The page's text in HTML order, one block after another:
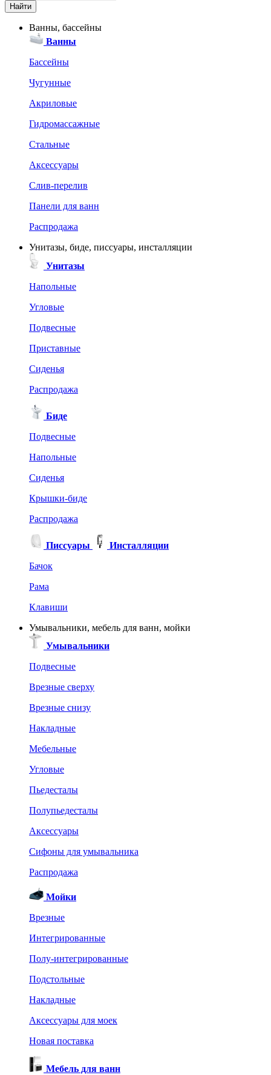
Ванны, бассейны
Ванны
Бассейны
Чугунные
Акриловые
Гидромассажные
Стальные
Аксессуары
Слив-перелив
Панели для ванн
Распродажа
Унитазы, биде, писсуары, инсталляции
Унитазы
Напольные
Угловые
Подвесные
Приставные
Сиденья
Распродажа
Биде
Подвесные
Напольные
Сиденья
Крышки-биде
Распродажа
Писсуары
Инсталляции
Бачок
Рама
Клавиши
Умывальники, мебель для ванн, мойки
Умывальники
Подвесные
Врезные сверху
Врезные снизу
Накладные
Мебельные
Угловые
Пьедесталы
Полупьедесталы
Аксессуары
Сифоны для умывальника
Распродажа
Мойки
Врезные
Интегрированные
Полу-интегрированные
Подстольные
Накладные
Аксессуары для моек
Новая поставка
Мебель для ванн